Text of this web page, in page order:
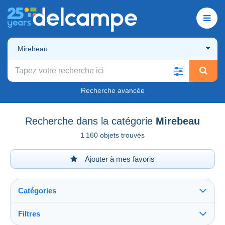
Mirebeau
Recherche avancée
Recherche dans la catégorie Mirebeau
1 160 objets trouvés
Ajouter à mes favoris
Catégories
Filtres